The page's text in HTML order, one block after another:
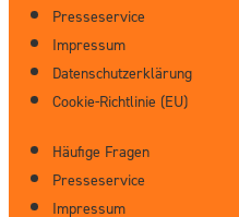
Presseservice
Impressum
Datenschutzerklärung
Cookie-Richtlinie (EU)
Häufige Fragen
Presseservice
Impressum